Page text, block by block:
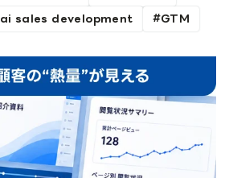
ai sales development GTM